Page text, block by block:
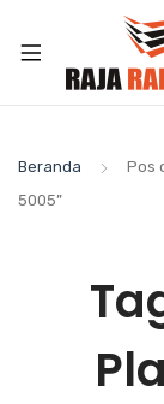
Beranda
Pos
5005”